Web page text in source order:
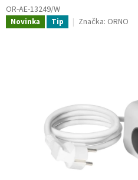
OR-AE-13249/W
Novinka Tip Značka: ORNO